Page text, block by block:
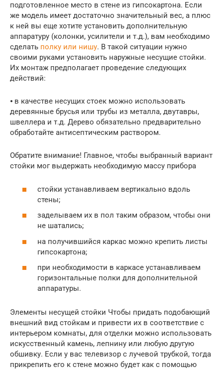
подготовленное место в стене из гипсокартона. Если
же модель имеет достаточно значительный вес, а плюс
к ней вы еще хотите установить дополнительную
аппаратуру (колонки, усилители и т.д.), вам необходимо
сделать полку или нишу. В такой ситуации нужно
своими руками установить наружные несущие стойки.
Их монтаж предполагает проведение следующих
действий:
⦁ в качестве несущих стоек можно использовать
деревянные брусья или трубы из металла, двутавры,
швеллера и т.д. Дерево обязательно предварительно
обработайте антисептическим раствором.
Обратите внимание! Главное, чтобы выбранный вариант
стойки мог выдержать необходимую массу прибора
стойки устанавливаем вертикально вдоль
стены;
заделываем их в пол таким образом, чтобы они
не шатались;
на получившийся каркас можно крепить листы
гипсокартона;
при необходимости в каркасе устанавливаем
горизонтальные полки для дополнительной
аппаратуры.
Элементы несущей стойки Чтобы придать подобающий
внешний вид стойкам и привести их в соответствие с
интерьером комнаты, для отделки можно использовать
искусственный камень, лепнину или любую другую
обшивку. Если у вас телевизор с лучевой трубкой, тогда
прикрепить его к стене можно будет как с помощью